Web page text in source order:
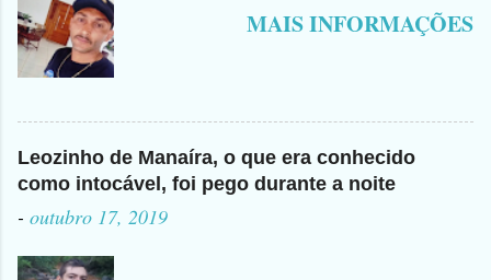
MAIS INFORMAÇÕES
Leozinho de Manaíra, o que era conhecido
como intocável, foi pego durante a noite
- outubro 17, 2019